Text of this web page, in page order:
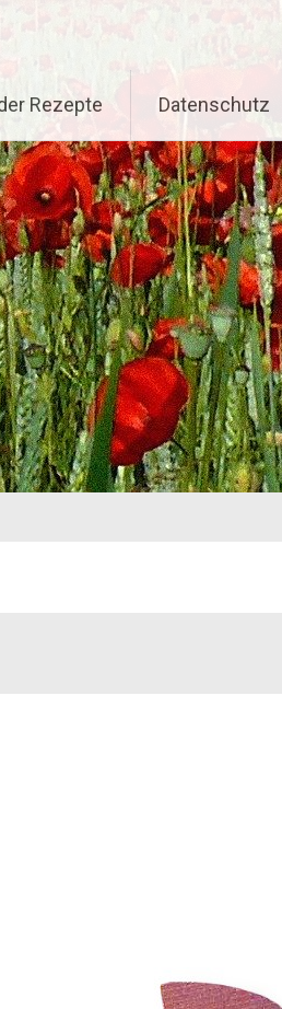
Rezepte Datenschutz